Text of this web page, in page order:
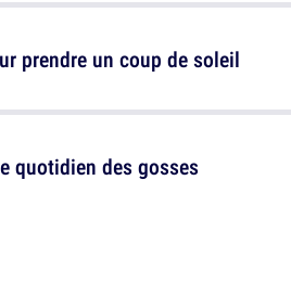
prendre un coup de soleil
quotidien des gosses